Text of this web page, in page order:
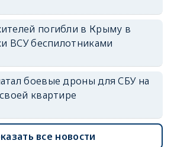
погибли в Крыму в
ВСУ беспилотниками
боевые дроны для СБУ на
квартире
все новости